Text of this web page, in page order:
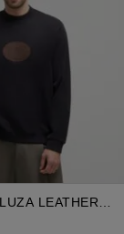
LEATHER
SWEATSHIRT